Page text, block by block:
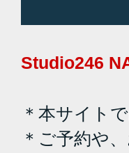
Studio246
＊本サイト
＊ご予約や